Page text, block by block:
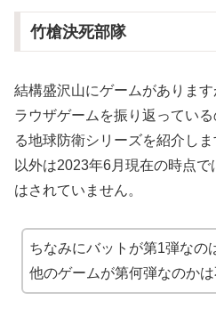
竹槍決死部隊
結構盛沢山にゲームがありま
ラウザゲームを振り返ってい
る地球防衛シリーズを紹介し
以外は2023年6月現在の時点
はされていません。
ちなみにバットが第1弾なの
他のゲームが第何弾なのかは